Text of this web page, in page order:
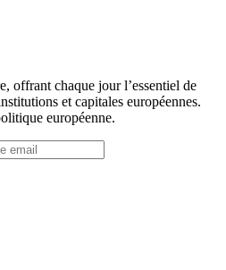
offrant chaque jour l’essentiel de
et capitales européennes.
européenne.